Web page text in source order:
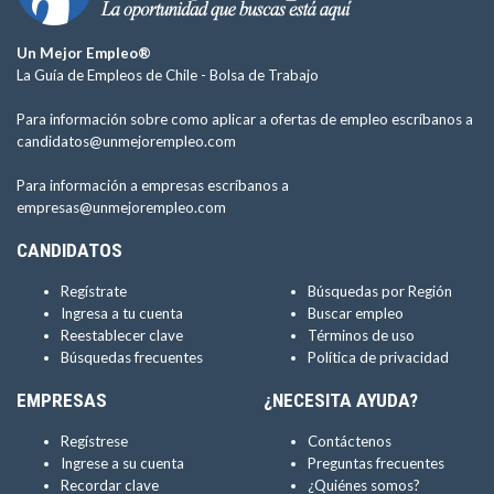
Un Mejor Empleo®
La Guía de Empleos de Chile - Bolsa de Trabajo
Para información sobre como aplicar a ofertas de empleo escríbanos a
candidatos@unmejorempleo.com
Para información a empresas escríbanos a
empresas@unmejorempleo.com
CANDIDATOS
Regístrate
Ingresa a tu cuenta
Reestablecer clave
Búsquedas frecuentes
Búsquedas por Región
Buscar empleo
Términos de uso
Política de privacidad
EMPRESAS
Regístrese
Ingrese a su cuenta
Recordar clave
¿NECESITA AYUDA?
Contáctenos
Preguntas frecuentes
¿Quiénes somos?